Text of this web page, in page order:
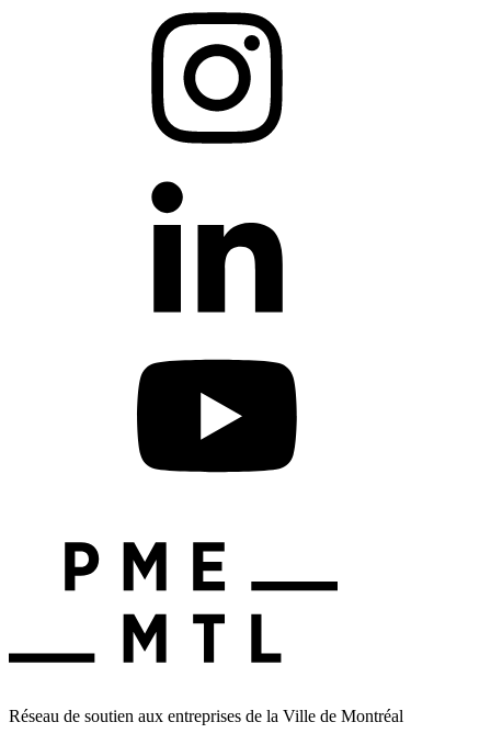
Réseau de soutien aux entreprises de la Ville de Montréal